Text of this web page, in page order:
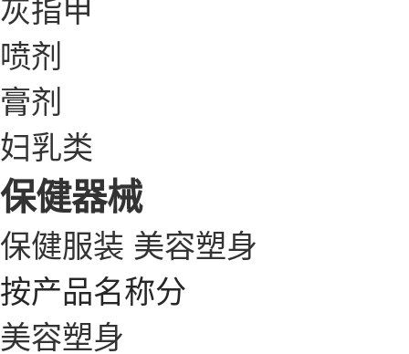
灰指甲
喷剂
膏剂
妇乳类
保健器械
保健服装 美容塑身
按产品名称分
美容塑身